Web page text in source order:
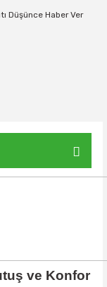
Düşünce Haber Ver
ve Konfor